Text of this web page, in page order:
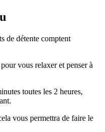
de détente comptent
vous relaxer et penser à
toutes les 2 heures,
vous permettra de faire le